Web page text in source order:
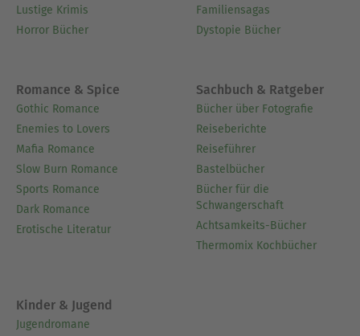
Lustige Krimis
Horror Bücher
Familiensagas
Dystopie Bücher
Romance & Spice
Gothic Romance
Enemies to Lovers
Mafia Romance
Slow Burn Romance
Sports Romance
Dark Romance
Erotische Literatur
Sachbuch & Ratgeber
Bücher über Fotografie
Reiseberichte
Reiseführer
Bastelbücher
Bücher für die
Schwangerschaft
Achtsamkeits-Bücher
Thermomix Kochbücher
Kinder & Jugend
Jugendromane